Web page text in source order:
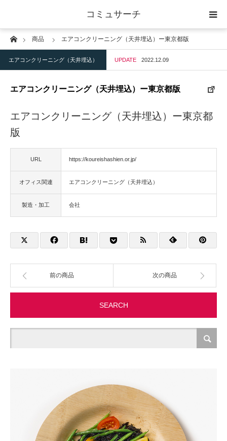
コミュサーチ
Home商品 エアコンクリーニング（天井埋込）ー東京都版
エアコンクリーニング（天井埋込） UPDATE 2022.12.09
エアコンクリーニング（天井埋込）ー東京都版
エアコンクリーニング（天井埋込）ー東京都
版
URL https://koureishashien.or.jp/
オフィス関連 エアコンクリーニング（天井埋込）
製造・加工 会社
前の商品 次の商品
SEARCH
ホーム
士業
人材
店舗・建築
物流・運送
製造・加工
オフィス関連